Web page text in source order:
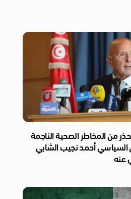
من المخاطر الصحية الناجمة
أحمد نجيب الشابي
عنه